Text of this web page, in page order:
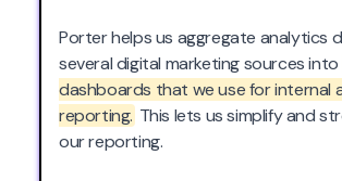
Porter helps us aggregate analytics
several digital marketing sources into
dashboards that we use for internal
reporting. This lets us simplify and
our reporting.